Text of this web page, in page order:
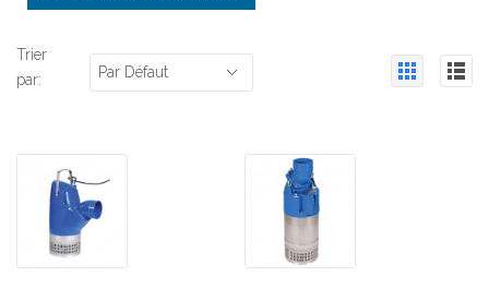
Trier
par:
Par Défaut